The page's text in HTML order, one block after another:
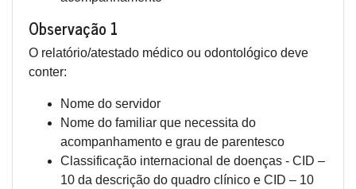
Observação 1
O relatório/atestado médico ou odontológico deve
conter:
Nome do servidor
Nome do familiar que necessita do
acompanhamento e grau de parentesco
Classificação internacional de doenças - CID –
10 da descrição do quadro clínico e CID – 10